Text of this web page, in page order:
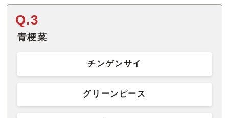
Q.3
青梗菜
チンゲンサイ
グリーンピース